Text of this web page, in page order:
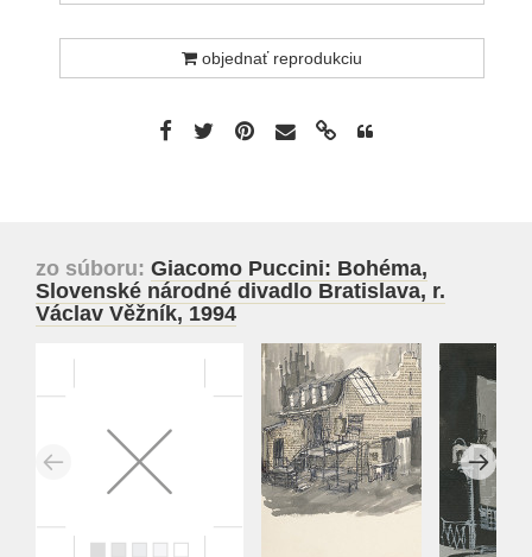
objednať reprodukciu
zo súboru: Giacomo Puccini: Bohéma,
Slovenské národné divadlo Bratislava, r.
Václav Věžník, 1994